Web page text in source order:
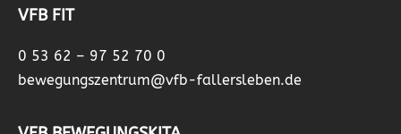
VFB FIT
0 53 62 – 97 52 70 0
bewegungszentrum@vfb-fallersleben.de